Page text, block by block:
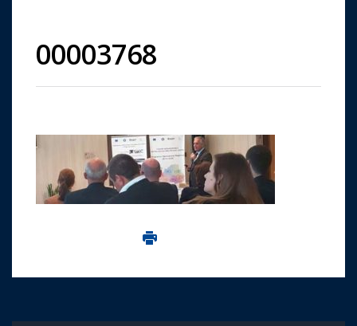
00003768
Imprima aceasta pagina